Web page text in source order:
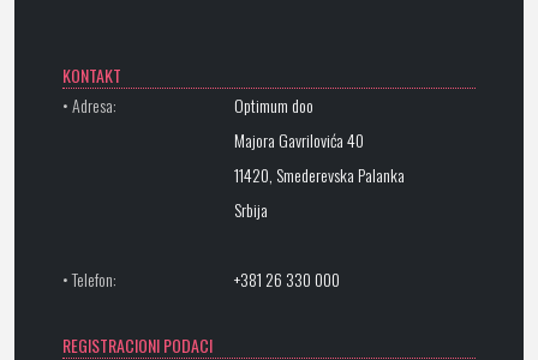
KONTAKT
• Adresa:
Optimum doo
Majora Gavrilovića 40
11420, Smederevska Palanka
Srbija
• Telefon: +381 26 330 000
REGISTRACIONI PODACI